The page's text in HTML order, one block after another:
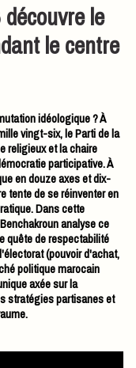
le
le centre
idéologique ? À
vingt-six, le Parti de la
religieux et la chaire
participative. À
en douze axes et dix-
tente de se réinventer en
Dans cette
analyse ce
quête de respectabilité
(pouvoir d'achat,
politique marocain
axée sur la
stratégies partisanes et